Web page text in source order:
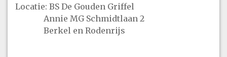
Locatie: BS De Gouden Griffel
Annie MG Schmidtlaan 2
Berkel en Rodenrijs